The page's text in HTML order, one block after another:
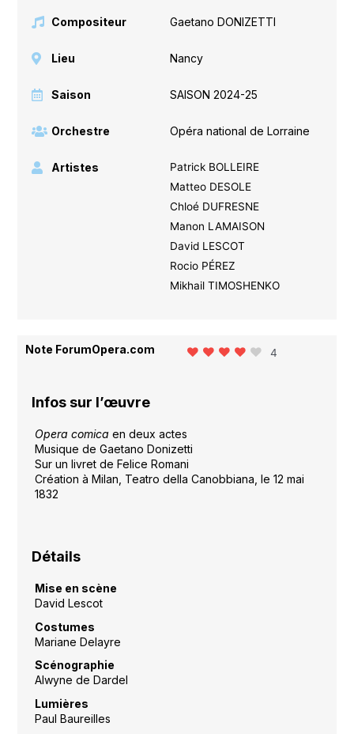
Compositeur Gaetano DONIZETTI
Lieu Nancy
Saison SAISON 2024-25
Orchestre Opéra national de Lorraine
Artistes
Patrick BOLLEIRE
Matteo DESOLE
Chloé DUFRESNE
Manon LAMAISON
David LESCOT
Rocio PÉREZ
Mikhail TIMOSHENKO
Note ForumOpera.com 4
Infos sur l’œuvre
Opera comica en deux actes
Musique de Gaetano Donizetti
Sur un livret de Felice Romani
Création à Milan, Teatro della Canobbiana, le 12 mai
1832
Détails
Mise en scène
David Lescot
Costumes
Mariane Delayre
Scénographie
Alwyne de Dardel
Lumières
Paul Baureilles